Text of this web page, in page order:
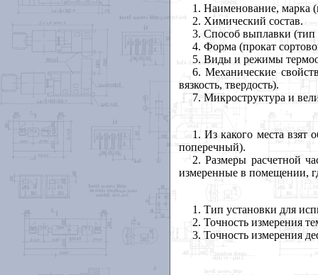
1 . Наименование, марка
2. Химический состав.
3. Способ выплавки (тип
4. Форма (прокат
5. Виды и режимы
6. Механические
вязкость, твердость).
7. Микроструктура и
1 . Из какого места взят
поперечный).
2. Размеры расчетной
измеренные в помещении,
1 . Тип установки для
2. Точность измерения
3. Точность измерения